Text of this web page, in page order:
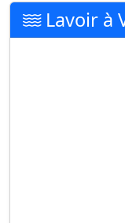
Lavoir à